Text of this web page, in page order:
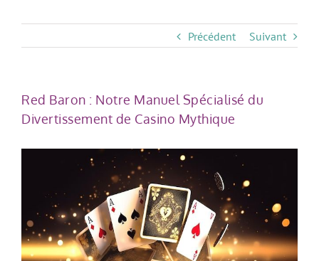
Précédent Suivant
Red Baron : Notre Manuel Spécialisé du
Divertissement de Casino Mythique